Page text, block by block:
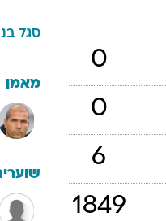
0
0
6
1849
סגל
מאמן